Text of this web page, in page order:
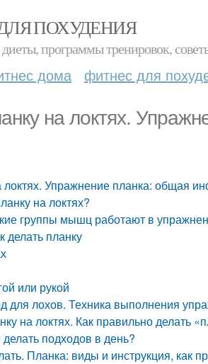
ПОХУДЕНИЯ
программы тренировок,
дома фитнес для
на локтях.
локтях. Упражнение планка: общая
на локтях?
группы мышц работают в
делать планку
или рукой
для лохов. Техника выполнения
на локтях. Как правильно делать
подходов в день?
Планка: виды и инструкция, как